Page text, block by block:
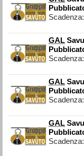
GAL
GAL
GAL